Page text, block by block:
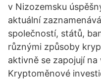
v Nizozemsku
aktuální
společností, států,
různými způsoby
aktivně se zapojují
Kryptoměnové